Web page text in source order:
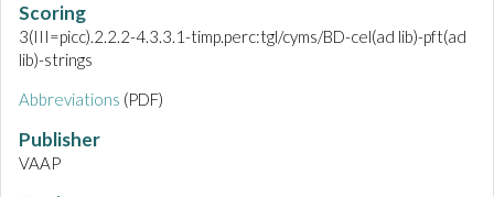
Scoring
3(III=picc).2.2.2-4.3.3.1-timp.perc:tgl/cyms/BD-cel(ad lib)-pft(ad
lib)-strings
Abbreviations (PDF)
Publisher
VAAP